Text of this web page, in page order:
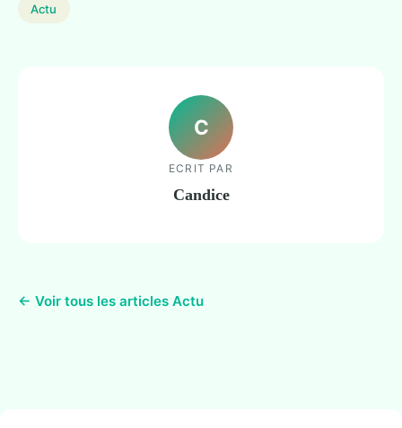
Actu
C
ECRIT PAR
Candice
← Voir tous les articles Actu